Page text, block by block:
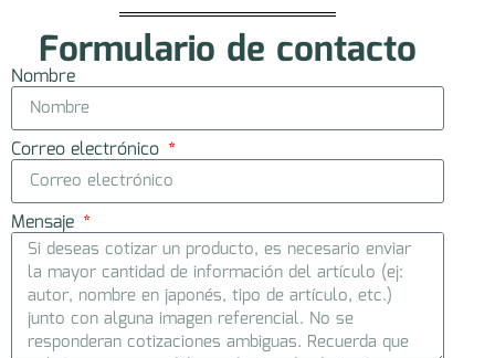
Formulario de contacto
Nombre
Correo electrónico
Mensaje